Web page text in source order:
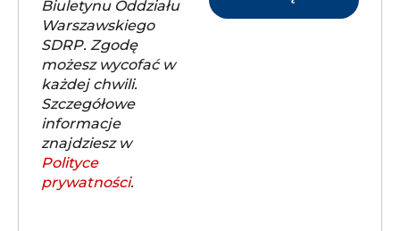
Biuletynu Oddziału
Warszawskiego
SDRP. Zgodę
możesz wycofać w
każdej chwili.
Szczegółowe
informacje
znajdziesz w
Polityce
prywatności.